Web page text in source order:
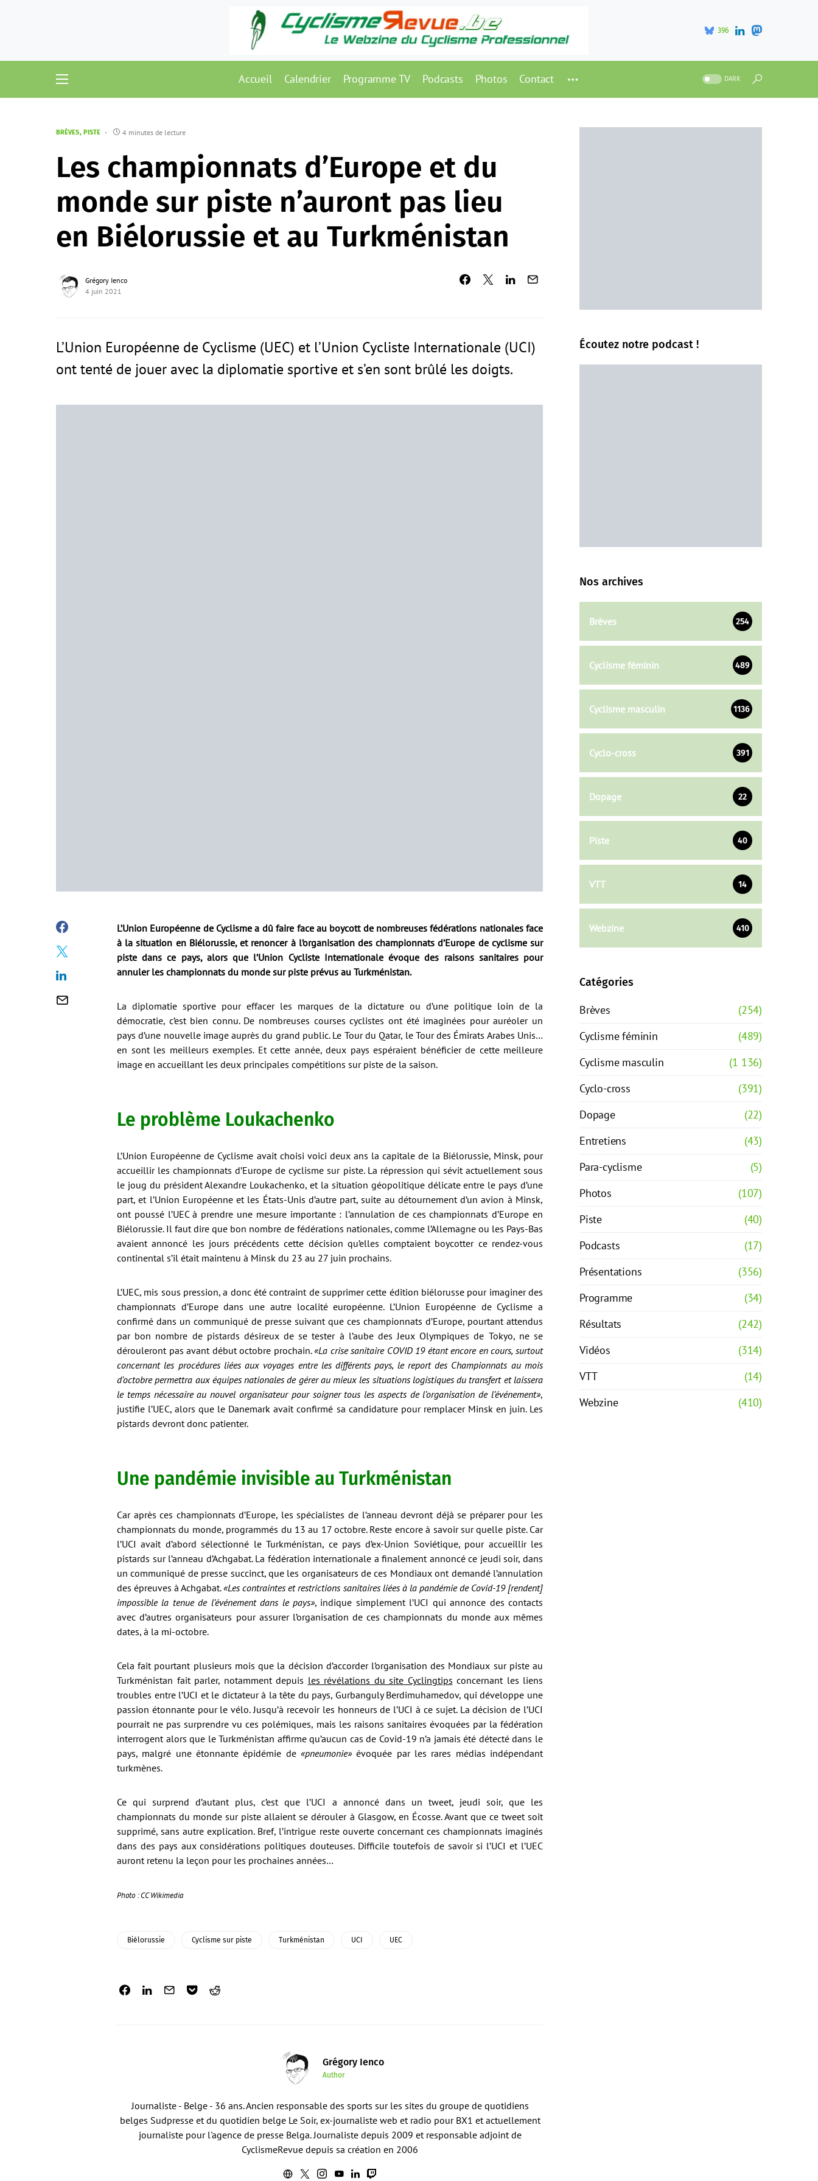
396
Accueil Calendrier Programme TV Podcasts Photos Contact DARK
BRÈVES PISTE 4 minutes de lecture
Les championnats d’Europe et du
monde sur piste n’auront pas lieu
en Biélorussie et au Turkménistan
Grégory Ienco
4 juin 2021
L’Union Européenne de Cyclisme (UEC) et l’Union Cycliste Internationale (UCI)
ont tenté de jouer avec la diplomatie sportive et s’en sont brûlé les doigts.
L’Union Européenne de Cyclisme a dû faire face au boycott de nombreuses fédérations nationales face
à la situation en Biélorussie, et renoncer à l’organisation des championnats d’Europe de cyclisme sur
piste dans ce pays, alors que l’Union Cycliste Internationale évoque des raisons sanitaires pour
annuler les championnats du monde sur piste prévus au Turkménistan.
La diplomatie sportive pour effacer les marques de la dictature ou d’une politique loin de la
démocratie, c’est bien connu. De nombreuses courses cyclistes ont été imaginées pour auréoler un
pays d’une nouvelle image auprès du grand public. Le Tour du Qatar, le Tour des Émirats Arabes Unis…
en sont les meilleurs exemples. Et cette année, deux pays espéraient bénéficier de cette meilleure
image en accueillant les deux principales compétitions sur piste de la saison.
Le problème Loukachenko
L’Union Européenne de Cyclisme avait choisi voici deux ans la capitale de la Biélorussie, Minsk, pour
accueillir les championnats d’Europe de cyclisme sur piste. La répression qui sévit actuellement sous
le joug du président Alexandre Loukachenko, et la situation géopolitique délicate entre le pays d’une
part, et l’Union Européenne et les États-Unis d’autre part, suite au détournement d’un avion à Minsk,
ont poussé l’UEC à prendre une mesure importante : l’annulation de ces championnats d’Europe en
Biélorussie. Il faut dire que bon nombre de fédérations nationales, comme l’Allemagne ou les Pays-Bas
avaient annoncé les jours précédents cette décision qu’elles comptaient boycotter ce rendez-vous
continental s’il était maintenu à Minsk du 23 au 27 juin prochains.
L’UEC, mis sous pression, a donc été contraint de supprimer cette édition biélorusse pour imaginer des
championnats d’Europe dans une autre localité européenne. L’Union Européenne de Cyclisme a
confirmé dans un communiqué de presse suivant que ces championnats d’Europe, pourtant attendus
par bon nombre de pistards désireux de se tester à l’aube des Jeux Olympiques de Tokyo, ne se
dérouleront pas avant début octobre prochain.«La crise sanitaire COVID 19 étant encore en cours, surtout
concernant les procédures liées aux voyages entre les différents pays, le report des Championnats au mois
d’octobre permettra aux équipes nationales de gérer au mieux les situations logistiques du transfert et laissera
le temps nécessaire au nouvel organisateur pour soigner tous les aspects de l’organisation de l’événement»,
justifie l’UEC, alors que le Danemark avait confirmé sa candidature pour remplacer Minsk en juin. Les
pistards devront donc patienter.
Une pandémie invisible au Turkménistan
Car après ces championnats d’Europe, les spécialistes de l’anneau devront déjà se préparer pour les
championnats du monde, programmés du 13 au 17 octobre. Reste encore à savoir sur quelle piste. Car
l’UCI avait d’abord sélectionné le Turkménistan, ce pays d’ex-Union Soviétique, pour accueillir les
pistards sur l’anneau d’Achgabat. La fédération internationale a finalement annoncé ce jeudi soir, dans
un communiqué de presse succinct, que les organisateurs de ces Mondiaux ont demandé l’annulation
des épreuves à Achgabat.«Les contraintes et restrictions sanitaires liées à la pandémie de Covid-19 [rendent]
impossible la tenue de l’événement dans le pays», indique simplement l’UCI qui annonce des contacts
avec d’autres organisateurs pour assurer l’organisation de ces championnats du monde aux mêmes
dates, à la mi-octobre.
Cela fait pourtant plusieurs mois que la décision d’accorder l’organisation des Mondiaux sur piste au
Turkménistan fait parler, notamment depuis les révélations du site Cyclingtips concernant les liens
troubles entre l’UCI et le dictateur à la tête du pays, Gurbanguly Berdimuhamedov, qui développe une
passion étonnante pour le vélo. Jusqu’à recevoir les honneurs de l’UCI à ce sujet. La décision de l’UCI
pourrait ne pas surprendre vu ces polémiques, mais les raisons sanitaires évoquées par la fédération
interrogent alors que le Turkménistan affirme qu’aucun cas de Covid-19 n’a jamais été détecté dans le
pays, malgré une étonnante épidémie de «pneumonie»évoquée par les rares médias indépendant
turkmènes.
Ce qui surprend d’autant plus, c’est que l’UCI a annoncé dans un tweet, jeudi soir, que les
championnats du monde sur piste allaient se dérouler à Glasgow, en Écosse. Avant que ce tweet soit
supprimé, sans autre explication. Bref, l’intrigue reste ouverte concernant ces championnats imaginés
dans des pays aux considérations politiques douteuses. Difficile toutefois de savoir si l’UCI et l’UEC
auront retenu la leçon pour les prochaines années…
Photo :CC Wikimedia
Biélorussie Cyclisme sur piste Turkménistan UCI UEC
Grégory Ienco
Author
Journaliste - Belge - 36 ans. Ancien responsable des sports sur les sites du groupe de quotidiens
belges Sudpresse et du quotidien belge Le Soir, ex-journaliste web et radio pour BX1 et actuellement
journaliste pour l'agence de presse Belga. Journaliste depuis 2009 et responsable adjoint de
CyclismeRevue depuis sa création en 2006
Écoutez notre podcast !
Nos archives
Brèves 254
Cyclisme féminin 489
Cyclisme masculin 1136
Cyclo-cross 391
Dopage 22
Piste 40
VTT 14
Webzine 410
Catégories
Brèves
(254)
Cyclisme féminin
(489)
Cyclisme masculin
(1 136)
Cyclo-cross
(391)
Dopage
(22)
Entretiens
(43)
Para-cyclisme
(5)
Photos
(107)
Piste
(40)
Podcasts
(17)
Présentations
(356)
Programme
(34)
Résultats
(242)
Vidéos
(314)
VTT
(14)
Webzine
(410)